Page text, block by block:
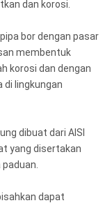
dan korosi.
bor dengan pasar
membentuk
korosi dan dengan
di lingkungan
dibuat dari AISI
yang disertakan
dapat